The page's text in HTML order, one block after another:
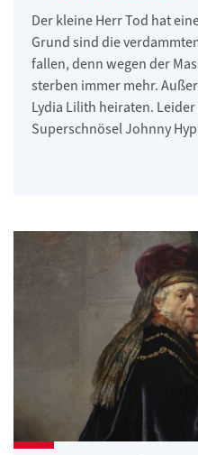
Der kleine Herr Tod hat
Grund sind die
fallen, denn wegen der
sterben immer mehr.
Lydia Lilith heiraten.
Superschnösel Johnny